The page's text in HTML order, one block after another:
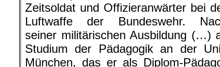
Zeitsoldat und Offizieranwärter bei
Luftwaffe der Bundeswehr.
seiner militärischen Ausbildung (…)
Studium der Pädagogik an der
München, das er als Diplom-